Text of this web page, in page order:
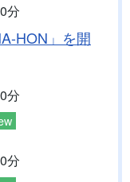
分
HON」を開
分
分